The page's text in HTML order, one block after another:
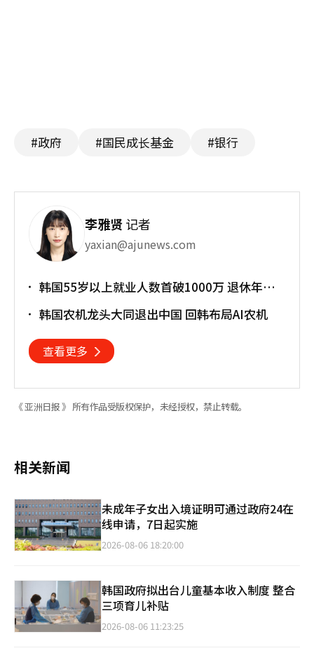
#政府 #国民成长基金 #银行
李雅贤记者
yaxian@ajunews.com
韩国55岁以上就业人数首破1000万 退休年龄
韩国农机龙头大同退出中国 回韩布局AI农机
查看更多
《 亚洲日报 》 所有作品受版权保护，未经授权，禁止转载。
相关新闻
未成年子女出入境证明可通过政府24在
线申请，7日起实施
2026-08-06 18:20:00
韩国政府拟出台儿童基本收入制度 整合
三项育儿补贴
2026-08-06 11:23:25